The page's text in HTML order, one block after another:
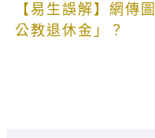
【易生誤解】網傳
公教退休金」？